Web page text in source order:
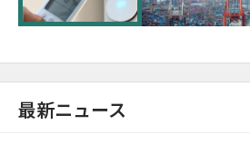
最新ニュース